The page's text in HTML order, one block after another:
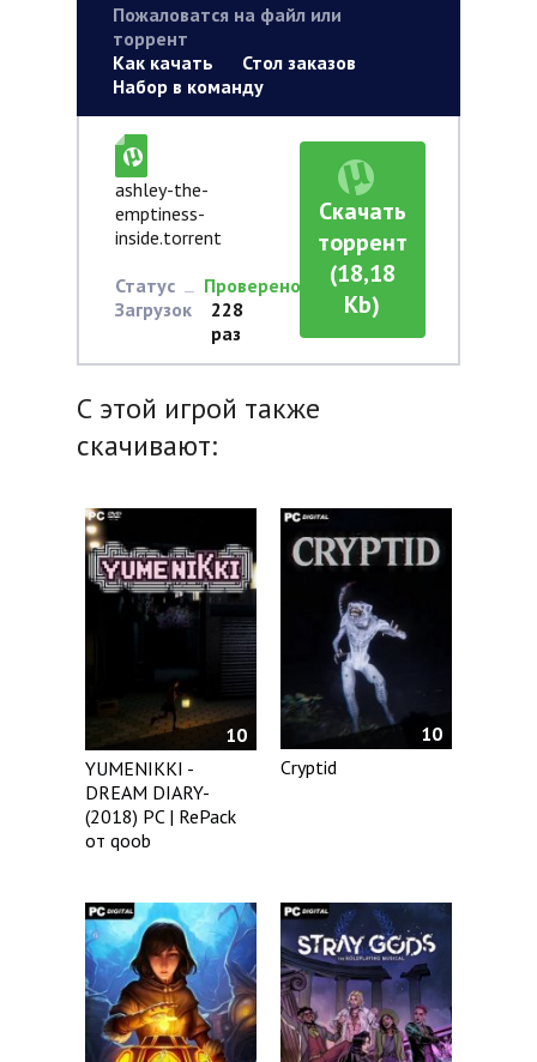
Пожаловатся на файл или
торрент
Как качать
Стол заказов
Набор в команду
ashley-the-
emptiness-
inside.torrent
Статус
Проверено
Загрузок
228
раз
Скачать
торрент
(18,18
Kb)
С этой игрой также
скачивают:
10
YUMENIKKI -
DREAM DIARY-
(2018) PC | RePack
от qoob
10
Cryptid